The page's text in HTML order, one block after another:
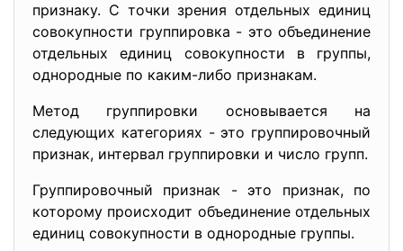
признаку. С точки зрения отдельных единиц
совокупности группировка - это объединение
отдельных единиц сово­купности в группы,
однородные по каким-либо признакам.
Метод группировки основывается на
следующих категориях - это группировочный
признак, интервал группировки и число групп.
Группировочный признак - это признак, по
которому проис­ходит объединение отдельных
единиц совокупности в однородные группы.